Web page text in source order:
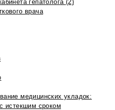
гепатолога (2)
врача
медицинских укладок:
истекшим сроком